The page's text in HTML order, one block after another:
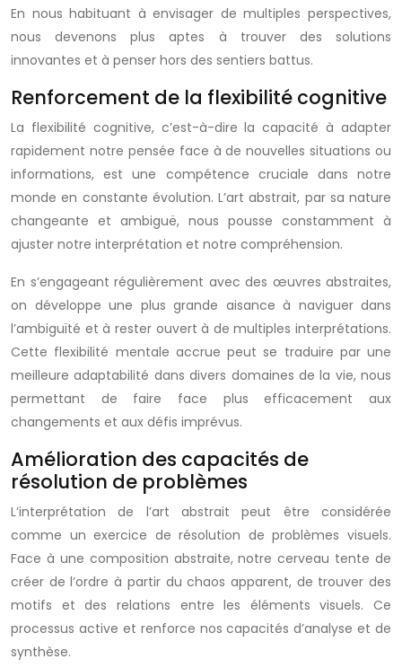
En nous habituant à envisager de multiples perspectives,
nous devenons plus aptes à trouver des solutions
innovantes et à penser hors des sentiers battus.
Renforcement de la flexibilité cognitive
La flexibilité cognitive, c’est-à-dire la capacité à adapter
rapidement notre pensée face à de nouvelles situations ou
informations, est une compétence cruciale dans notre
monde en constante évolution. L’art abstrait, par sa nature
changeante et ambiguë, nous pousse constamment à
ajuster notre interprétation et notre compréhension.
En s’engageant régulièrement avec des œuvres abstraites,
on développe une plus grande aisance à naviguer dans
l’ambiguïté et à rester ouvert à de multiples interprétations.
Cette flexibilité mentale accrue peut se traduire par une
meilleure adaptabilité dans divers domaines de la vie, nous
permettant de faire face plus efficacement aux
changements et aux défis imprévus.
Amélioration des capacités de
résolution de problèmes
L’interprétation de l’art abstrait peut être considérée
comme un exercice de résolution de problèmes visuels.
Face à une composition abstraite, notre cerveau tente de
créer de l’ordre à partir du chaos apparent, de trouver des
motifs et des relations entre les éléments visuels. Ce
processus active et renforce nos capacités d’analyse et de
synthèse.